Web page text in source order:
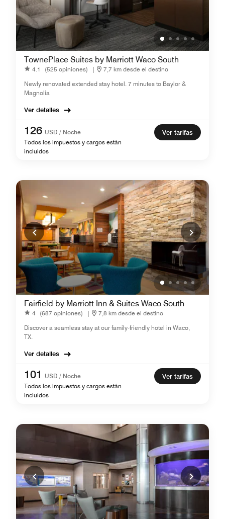
TownePlace Suites by Marriott Waco South
4.1 (525 opiniones) |
7,7 km desde el destino
Newly renovated extended stay hotel. 7 minutes to Baylor &
Magnolia
Ver detalles
126 USD / Noche
Todos los impuestos y cargos están
incluidos
Ver tarifas
Fairfield by Marriott Inn & Suites Waco South
4 (687 opiniones) |
7,8 km desde el destino
Discover a seamless stay at our family-friendly hotel in Waco,
TX.
Ver detalles
101
USD / Noche
Todos los impuestos y cargos están
incluidos
Ver tarifas